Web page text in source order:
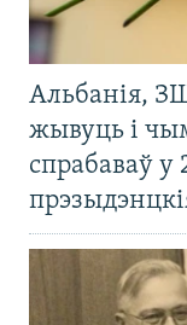
Альбанія,
жывуць і
спрабаваў у